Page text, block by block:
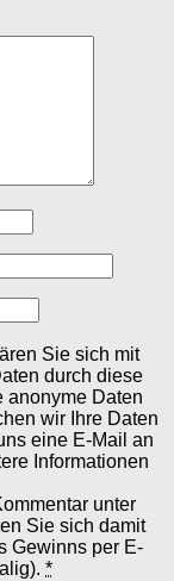
Sie sich mit
durch diese
anonyme Daten
wir Ihre Daten
eine E-Mail an
Informationen
unter
Sie sich damit
Gewinns per E-
*